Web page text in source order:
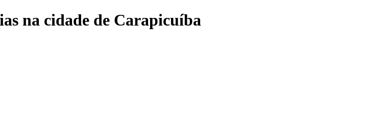
na cidade de Carapicuíba